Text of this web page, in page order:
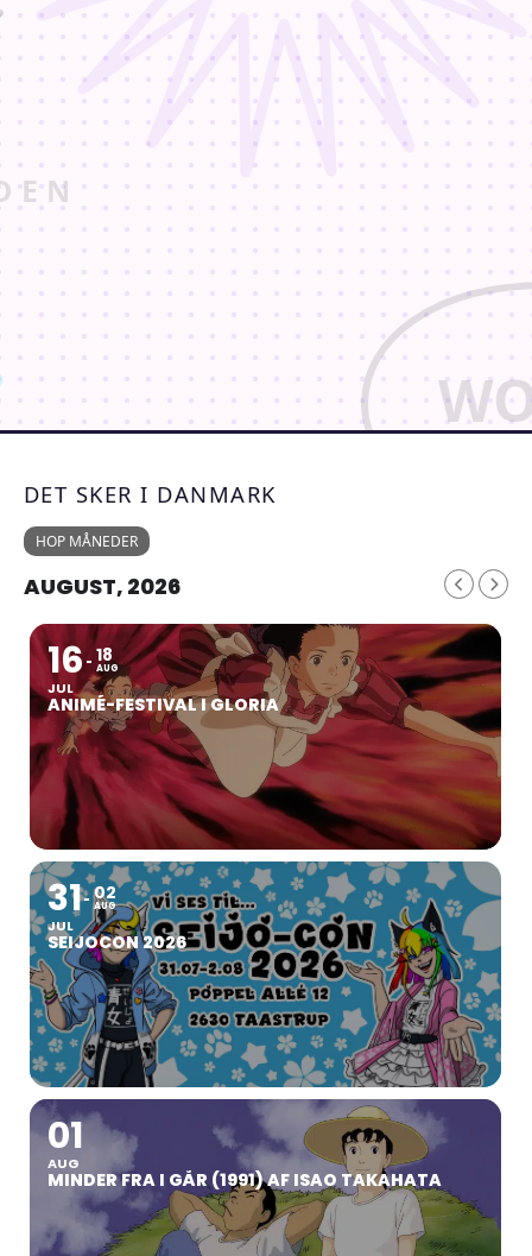
DET SKER I DANMARK
HOP MÅNEDER
AUGUST, 2026
16
JUL
18
AUG
ANIMÉ-FESTIVAL I GLORIA
31
JUL
02
AUG
SEIJOCON 2026
01
AUG
MINDER FRA I GÅR (1991) AF ISAO TAKAHATA